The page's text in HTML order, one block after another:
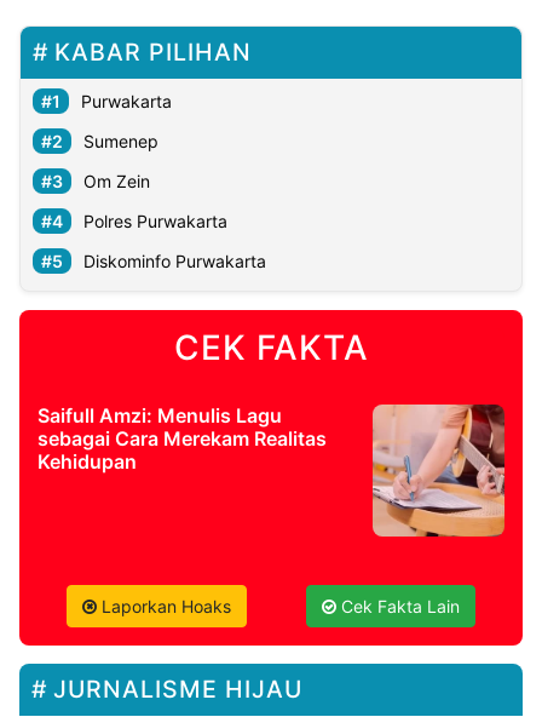
KABAR PILIHAN
Purwakarta
Sumenep
Om Zein
Polres Purwakarta
Diskominfo Purwakarta
CEK FAKTA
Saifull Amzi: Menulis Lagu
sebagai Cara Merekam Realitas
Kehidupan
Laporkan Hoaks Cek Fakta Lain
JURNALISME HIJAU